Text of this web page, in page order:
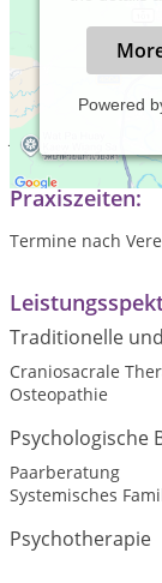
Powered
Je intensiver die
Praxiszeiten:
Termine nach
Traditionelle
Craniosacrale
Osteopathie
Psychologische
Paarberatung
Systemisches
Psychotherapie